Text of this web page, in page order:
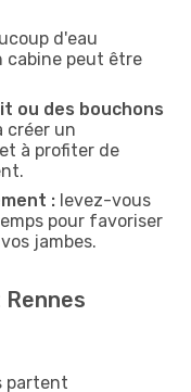
d'eau
cabine peut être
ou des bouchons
créer un
à profiter de
: levez-vous
pour favoriser
jambes.
partent